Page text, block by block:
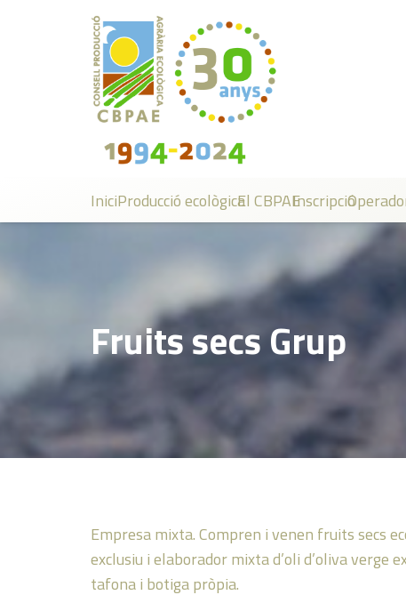
IniciProducció ecològicaEl CBPAEInscripció
Fruits secs Grup
Empresa mixta. Compren i venen fruits secs
exclusiu i elaborador mixta d’oli d’oliva verge
tafona i botiga pròpia.